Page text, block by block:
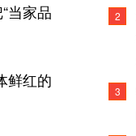
当家品
鲜红的
2
3